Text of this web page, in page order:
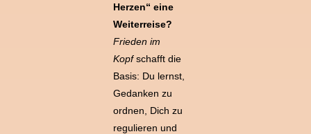
Herzen“ eine
Weiterreise?
Frieden im
Kopfschafft die
Basis: Du lernst,
Gedanken zu
ordnen, Dich zu
regulieren und